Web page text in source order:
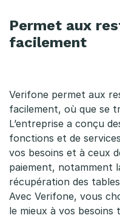
Permet aux
facilement
Verifone permet aux
facilement, où que se
L’entreprise a conçu
fonctions et de
vos besoins et à ceux
paiement, notamment
récupération des
Avec Verifone, vous
le mieux à vos